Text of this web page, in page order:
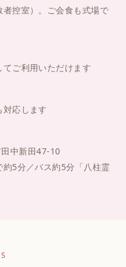
控室）。ご会食も式場で
ご利用いただけます
応します
中新田47-10
5分／バス約5分「八柱霊